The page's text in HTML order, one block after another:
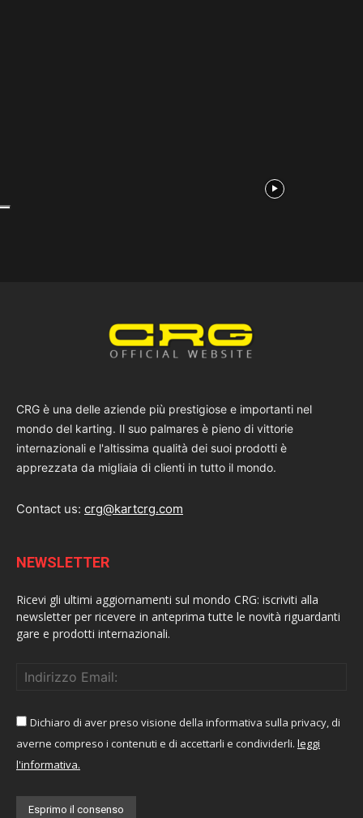
CRG è una delle aziende più prestigiose e importanti nel
mondo del karting. Il suo palmares è pieno di vittorie
internazionali e l'altissima qualità dei suoi prodotti è
apprezzata da migliaia di clienti in tutto il mondo.
Contact us: crg@kartcrg.com
NEWSLETTER
Ricevi gli ultimi aggiornamenti sul mondo CRG: iscriviti alla
newsletter per ricevere in anteprima tutte le novità riguardanti
gare e prodotti internazionali.
Dichiaro di aver preso visione della informativa sulla privacy, di
averne compreso i contenuti e di accettarli e condividerli. leggi
l'informativa.